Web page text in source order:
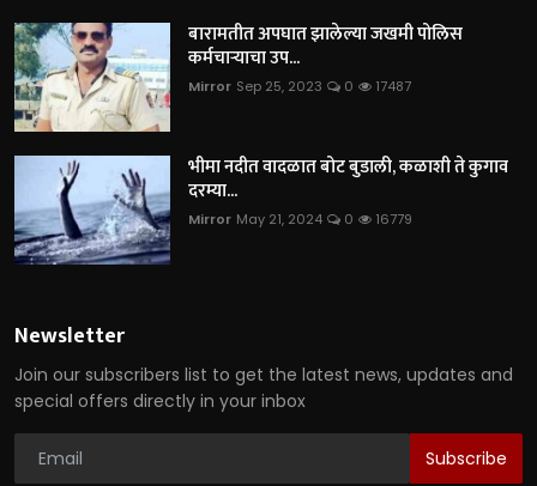
बारामतीत अपघात झालेल्या जखमी पोलिस
कर्मचाऱ्याचा उप...
Mirror Sep 25, 2023 0 17487
भीमा नदीत वादळात बोट बुडाली, कळाशी ते कुगाव
दरम्या...
Mirror May 21, 2024 0 16779
Newsletter
Join our subscribers list to get the latest news, updates and
special offers directly in your inbox
Subscribe